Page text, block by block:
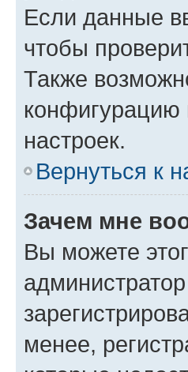
Если данные
чтобы
Также
конфигурацию
настроек.
Вернуться к
Зачем мне
Вы можете
менее,